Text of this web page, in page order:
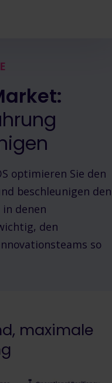
optimieren Sie den
beschleunigen den
denen
den
so
maximale